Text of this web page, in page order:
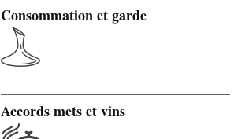
Consommation et garde
Accords mets et vins